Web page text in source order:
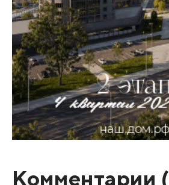
Комментарии (